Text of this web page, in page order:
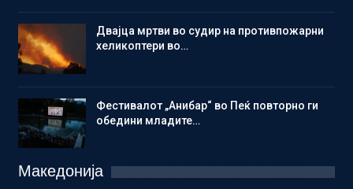
Двајца мртви во судир на противпожарни
хеликоптери во…
Фестивалот „Анибар“ во Пеќ повторно ги
обедини младите…
Македонија